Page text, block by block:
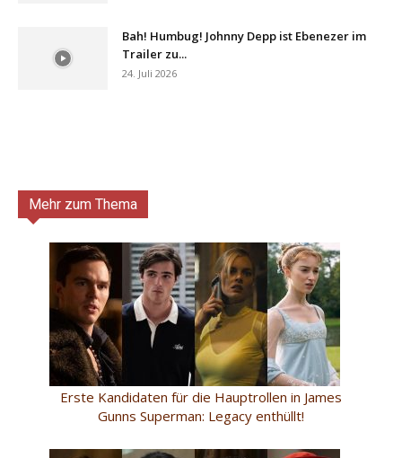
Bah! Humbug! Johnny Depp ist Ebenezer im
Trailer zu...
24. Juli 2026
Mehr zum Thema
Erste Kandidaten für die Hauptrollen in James
Gunns Superman: Legacy enthüllt!